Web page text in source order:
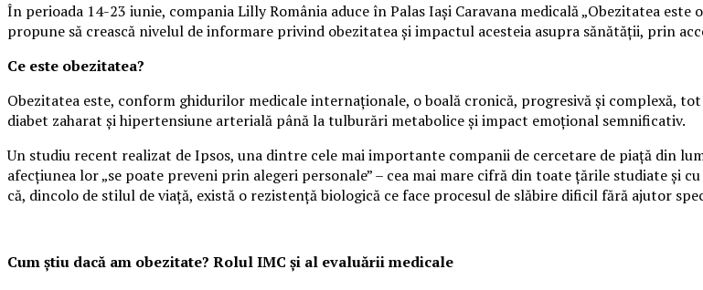
În perioada 14-23 iunie, compania Lilly România aduce în Palas Iași Caravana medicală „Obezitatea
propune să crească nivelul de informare privind obezitatea și impactul acesteia asupra sănătății, prin
Ce este obezitatea?
Obezitatea este, conform ghidurilor medicale internaționale, o boală cronică, progresivă și complexă,
diabet zaharat și hipertensiune arterială până la tulburări metabolice și impact emoțional semnificativ.
Un studiu recent realizat de Ipsos, una dintre cele mai importante companii de cercetare de piață din
afecțiunea lor „se poate preveni prin alegeri personale” – cea mai mare cifră din toate țările studiate și
că, dincolo de stilul de viață, există o rezistență biologică ce face procesul de slăbire dificil fără ajutor
Cum știu dacă am obezitate? Rolul IMC și al evaluării medicale